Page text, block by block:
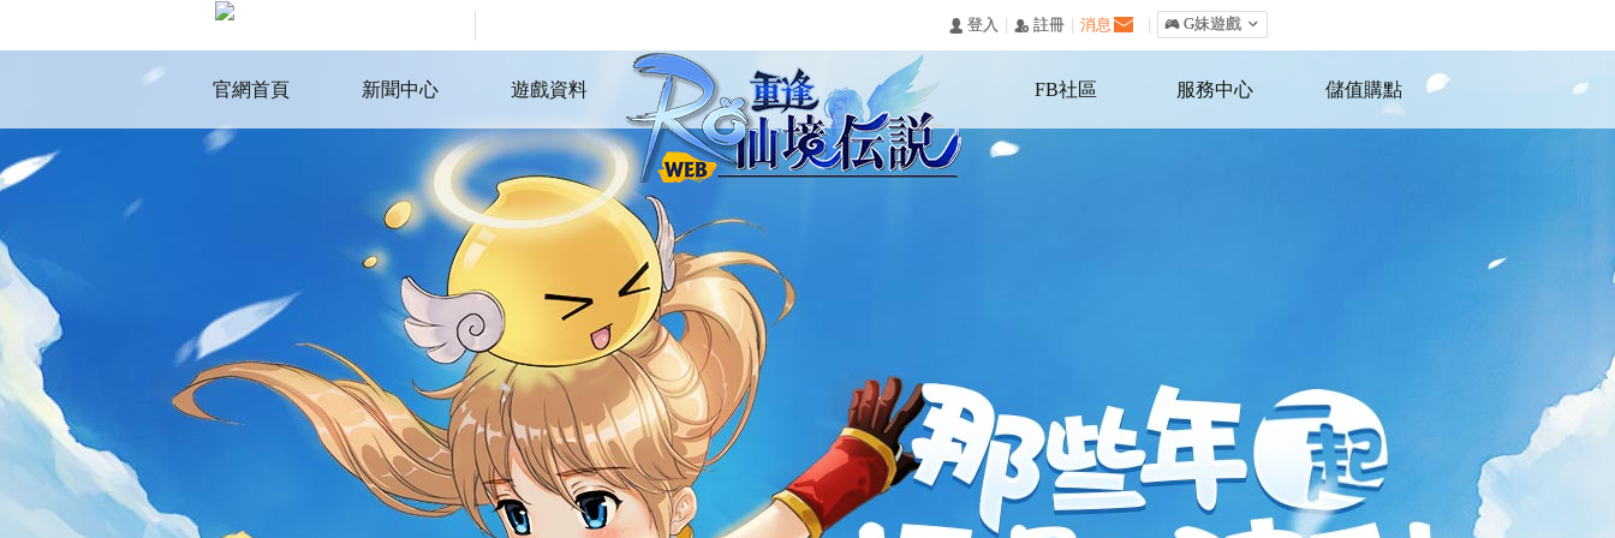
󰄭 登入 󰅍 註冊 消息 󰀷 G妹遊戲 
官網首頁 新聞中心 遊戲資料 儲值購點
服務中心
FB社區